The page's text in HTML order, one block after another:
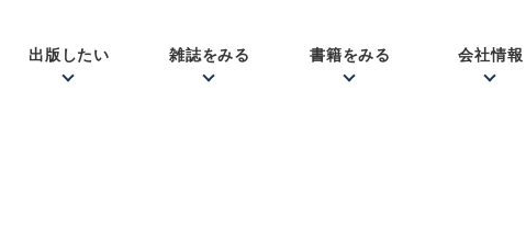
出版したい 雑誌をみる 書籍をみる 会社情報